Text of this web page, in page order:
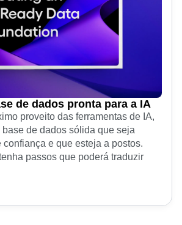
de dados pronta para a IA
proveito das ferramentas de IA,
de dados sólida que seja
confiança e que esteja a postos.
passos que poderá traduzir